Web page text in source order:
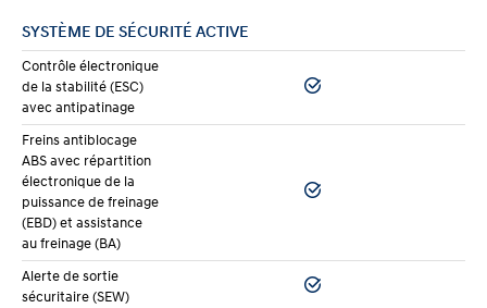
SYSTÈME DE SÉCURITÉ ACTIVE
Contrôle électronique
de la stabilité (ESC)
avec antipatinage
Freins antiblocage
ABS avec répartition
électronique de la
puissance de freinage
(EBD) et assistance
au freinage (BA)
Alerte de sortie
sécuritaire (SEW)